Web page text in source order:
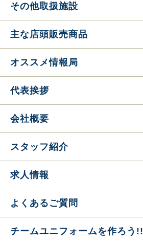
その他取扱施設
主な店頭販売商品
オススメ情報局
代表挨拶
会社概要
スタッフ紹介
求人情報
よくあるご質問
チームユニフォームを作ろう!!